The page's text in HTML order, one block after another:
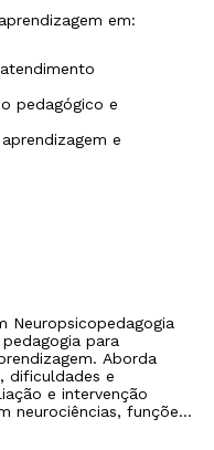
em:
pedagógico e
e
Neuropsicopedagogia
para
Aborda
dificuldades e
e intervenção
neurociências, funções